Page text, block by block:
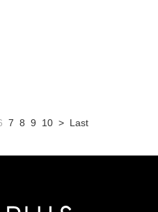
7 8 9 10 > Last